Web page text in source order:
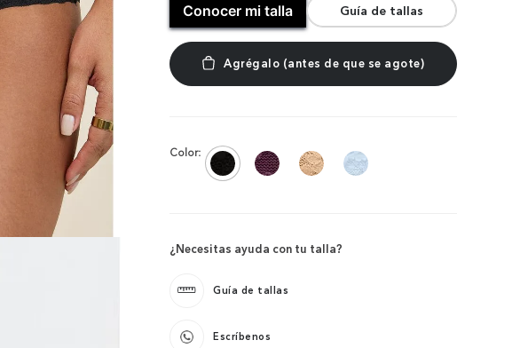
Conocer mi talla Guía de tallas
Color:
¿Necesitas ayuda con tu talla?
Guía de tallas
Escríbenos